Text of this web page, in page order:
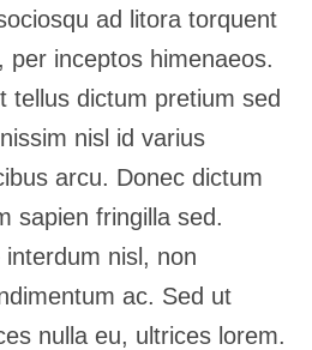
ad litora torquent
per inceptos himenaeos.
tellus dictum pretium sed
nisl id varius
arcu. Donec dictum
sapien fringilla sed.
nisl, non
ac. Sed ut
nulla eu, ultrices lorem.